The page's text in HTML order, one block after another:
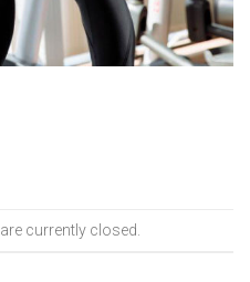
currently closed.